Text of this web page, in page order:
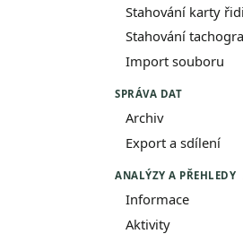
Stahování karty
Stahování
Import souboru
SPRÁVA DAT
Archiv
Export a sdílení
ANALÝZY A PŘEHLEDY
Informace
Aktivity